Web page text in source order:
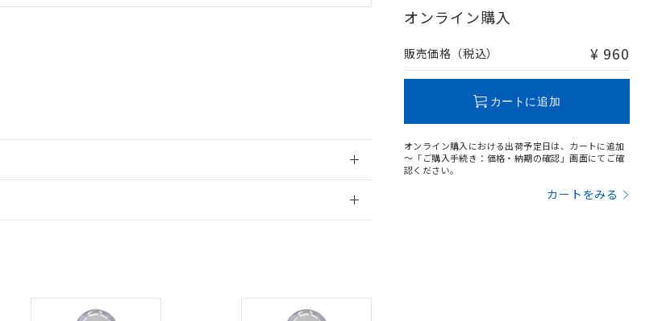
オンライン購入
販売価格（税込） ¥ 960
カートに追加
オンライン購入における出荷予定日は、カートに追加
～「ご購入手続き：価格・納期の確認」画面にてご確
認ください。
カートをみる
の中には、本サービスの対象外となる商品もあることをご了承ください。
物質）の非含有に対応した製品が提供可能な商品です。
品としていたものが、含有品と判明した場合などやむを得ず変更すること
化ビフェニル類(PBB) 1000ppm以下、ポリ臭化ジフェニルエーテル類(PBDE) 1000ppm以下、
別名：DOP) 1000ppm以下、フタル酸ブチルベンジル（BBP） 1000ppm以下、フタル酸ジブチ
す。